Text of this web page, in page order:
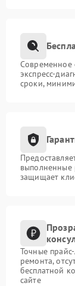
Современное
экспресс-
сроки,
выполненные
защищает
Точные
ремонта,
бесплатной
сайте